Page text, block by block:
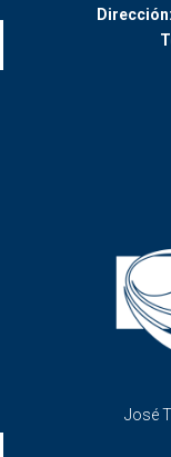
Dirección:
José